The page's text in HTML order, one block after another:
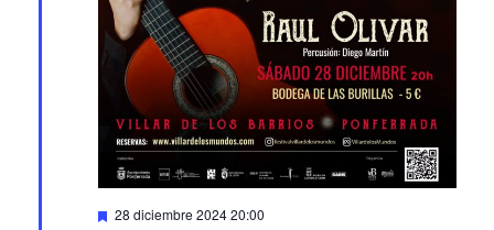
Featured
28 diciembre 2024 20:00